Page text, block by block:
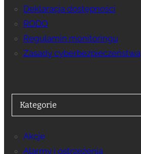
Deklaracja dostępności
RODO
Regulamin monitoringu
Zasady cyberbezpieczeństwa
Kategorie
Akcje
Alarmy i ostrzeżenia